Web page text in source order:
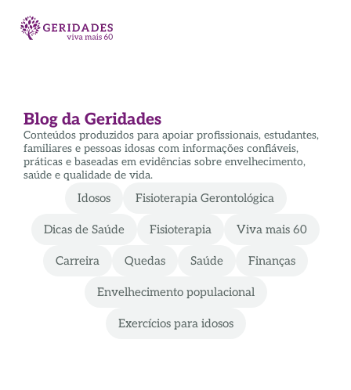
Blog da Geridades
Conteúdos produzidos para apoiar profissionais, estudantes,
familiares e pessoas idosas com informações confiáveis,
práticas e baseadas em evidências sobre envelhecimento,
saúde e qualidade de vida.
Idosos Fisioterapia Gerontológica
Dicas de Saúde Fisioterapia Viva mais 60
Carreira Quedas Saúde Finanças
Envelhecimento populacional
Exercícios para idosos